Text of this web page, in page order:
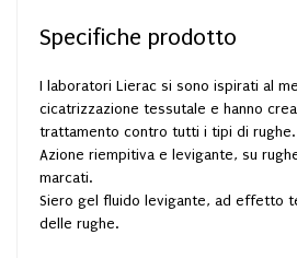
Specifiche prodotto
I laboratori Lierac si sono ispirati al
cicatrizzazione tessutale e hanno
trattamento contro tutti i tipi di rughe.
Azione riempitiva e levigante, su
marcati.
Siero gel fluido levigante, ad effetto
delle rughe.